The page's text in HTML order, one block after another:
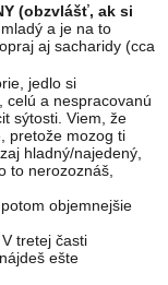
(obzvlášť, ak si
mladý a je na to
aj sacharidy (cca
jedlo si
celú a nespracovanú
sýtosti. Viem, že
pretože mozog ti
hladný/najedený,
to nerozoznáš,
objemnejšie
. V tretej časti
ešte